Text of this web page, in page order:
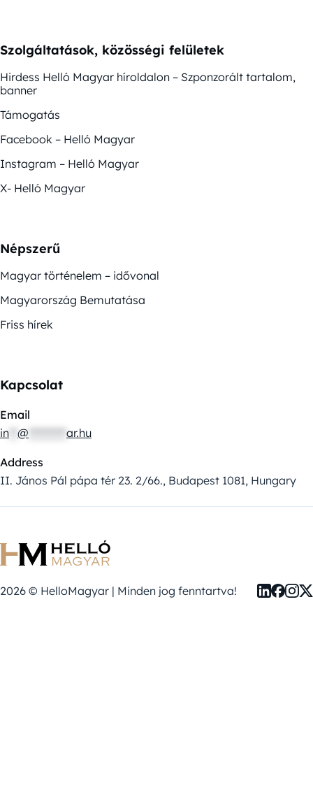
Szolgáltatások, közösségi felületek
Hirdess Helló Magyar híroldalon – Szponzorált tartalom,
banner
Támogatás
Facebook – Helló Magyar
Instagram – Helló Magyar
X- Helló Magyar
Népszerű
Magyar történelem – idővonal
Magyarország Bemutatása
Friss hírek
Kapcsolat
Email
in @ ar.hu
Address
II. János Pál pápa tér 23. 2/66., Budapest 1081, Hungary
2026 © HelloMagyar | Minden jog fenntartva!